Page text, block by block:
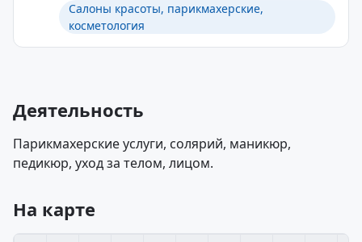
Салоны красоты, парикмахерские,
косметология
Деятельность
Парикмахерские услуги, солярий, маникюр,
педикюр, уход за телом, лицом.
На карте